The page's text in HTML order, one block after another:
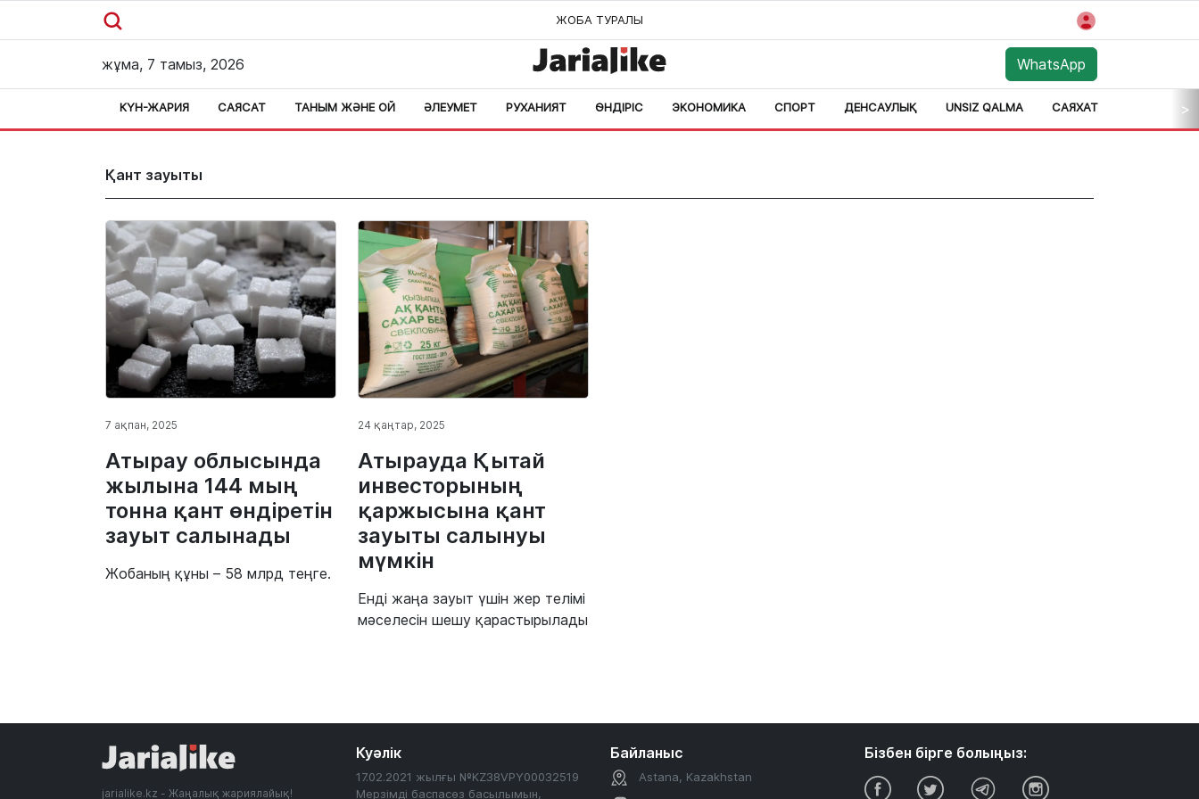
ЖОБА ТУРАЛЫ
жұма, 7 тамыз, 2026 WhatsApp
КҮН-ЖАРИЯ САЯСАТ ТАНЫМ ЖӘНЕ ОЙ ӘЛЕУМЕТ РУХАНИЯТ ӨНДІРІС ЭКОНОМИКА СПОРТ ДЕНСАУЛЫҚ UNSIZ QALMA САЯХАТ >
Қант зауыты
7 ақпан, 2025
Атырау облысында
жылына 144 мың
тонна қант өндіретін
зауыт салынады
Жобаның құны – 58 млрд теңге.
24 қаңтар, 2025
Атырауда Қытай
инвесторының
қаржысына қант
зауыты салынуы
мүмкін
Енді жаңа зауыт үшін жер телімі
мәселесін шешу қарастырылады
jarialike.kz - Жаңалық жариялайық!
Куәлік
17.02.2021 жылғы №KZ38VPY00032519
Мерзімді баспасөз басылымын,
Байланыс
Astana, Kazakhstan
Бізбен бірге болыңыз: